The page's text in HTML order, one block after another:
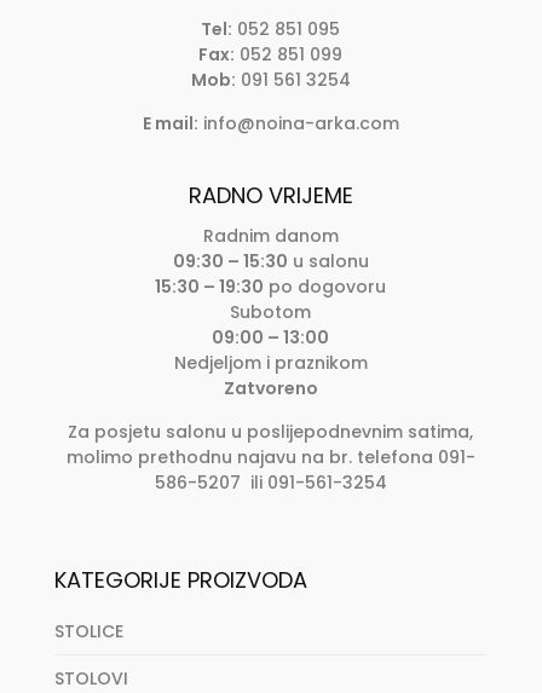
Tel: 052 851 095
Fax: 052 851 099
Mob: 091 561 3254
E mail: info@noina-arka.com
RADNO VRIJEME
Radnim danom
09:30 – 15:30 u salonu
15:30 – 19:30 po dogovoru
Subotom
09:00 – 13:00
Nedjeljom i praznikom
Zatvoreno
Za posjetu salonu u poslijepodnevnim satima,
molimo prethodnu najavu na br. telefona 091-
586-5207 ili 091-561-3254
KATEGORIJE PROIZVODA
STOLICE
STOLOVI